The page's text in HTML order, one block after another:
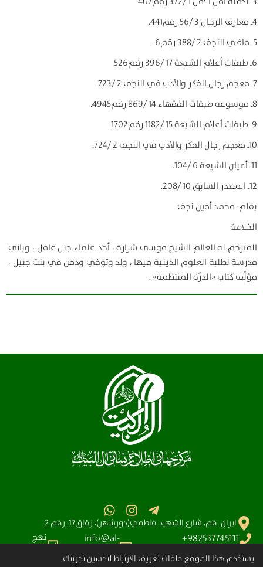
4ـ معارف الرجال 3 /56 رقم441.
5ـ ماضي النجف 2 /388 رقم6.
6ـ طبقات أعلام الشيعة 17 /396 رقم526.
7ـ معجم رجال الفكر والأدب في النجف 2 /723.
8ـ موسوعة طبقات الفقهاء 14 /869 رقم4945.
9ـ طبقات أعلام الشيعة 15 /1182 رقم1702.
10ـ معجم رجال الفكر والأدب في النجف 2 /724.
11ـ أعيان الشيعة 6 /104.
12ـ المصدر السابق 10 /208.
بقلم: محمد أمين نجف
الخلاصة
المترجم له العالم الشيخ موسى شرارة ، أحد علماء جبل عامل ، وباني
مدرسة لطلبة العلوم الدينية فيها ، ولد وتوفي ودفن في بنت جبيل ،
مؤلّف كتاب «الدرّة المنتظمة» .
ايران، قم، شارع الشهيد فاطمي(دورشهر)، زقاق17، رقم 2
982537745111+
آیت الله سیستانی
info@al-
shia.org
نهج
يستخدم هذا الموقع ملفات تعريف الارتباط لتحسين تجربتك.